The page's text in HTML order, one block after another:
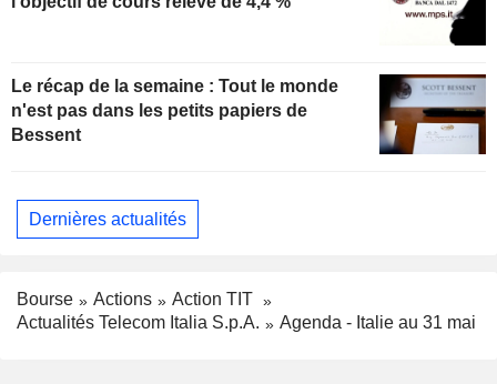
Le récap de la semaine : Tout le monde
n'est pas dans les petits papiers de
Bessent
Dernières actualités
Bourse Actions
Action TIT
Actualités Telecom Italia S.p.A.
Agenda - Italie au 31 mai